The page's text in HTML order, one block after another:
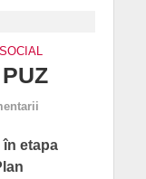
SOCIAL
etapa